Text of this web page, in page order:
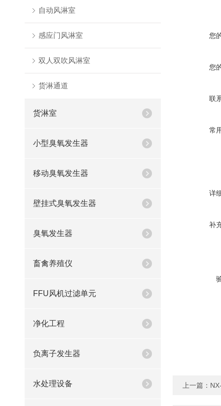
自动风淋室
感应门风淋室
双人双吹风淋室
货淋通道
货淋室
小型臭氧发生器
移动臭氧发生器
壁挂式臭氧发生器
臭氧发生器
畜禽养殖仪
FFU风机过滤单元
净化工程
负离子发生器
水处理设备
您
您
联
常
详
补
上一篇：